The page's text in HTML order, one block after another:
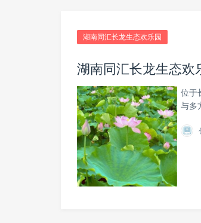
湖南同汇长龙生态欢乐园
湖南同汇长龙生态欢
位于
与多